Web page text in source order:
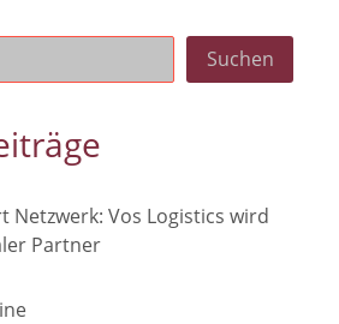
Suchen
Netzwerk: Vos Logistics wird
Partner